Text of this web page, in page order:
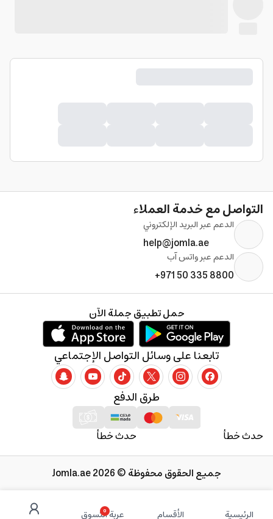
الرئيسية الأقسام 0
عربة التسوق
التواصل مع خدمة العملاء
الدعم عبر البريد الإلكتروني
help@jomla.ae
الدعم عبر واتس آب
+971 50 335 8800
حدث خطأ حدث خطأ
طرق الدفع
تابعنا على وسائل التواصل الإجتماعي
حمل تطبيق جملة الآن
جميع الحقوق محفوظة © 2026 Jomla.ae